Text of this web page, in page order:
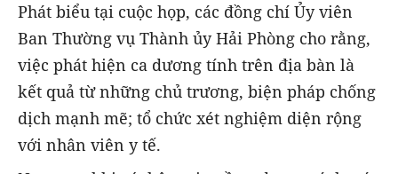
Phát biểu tại cuộc họp, các đồng chí Ủy viên
Ban Thường vụ Thành ủy Hải Phòng cho rằng,
việc phát hiện ca dương tính trên địa bàn là
kết quả từ những chủ trương, biện pháp chống
dịch mạnh mẽ; tổ chức xét nghiệm diện rộng
với nhân viên y tế.